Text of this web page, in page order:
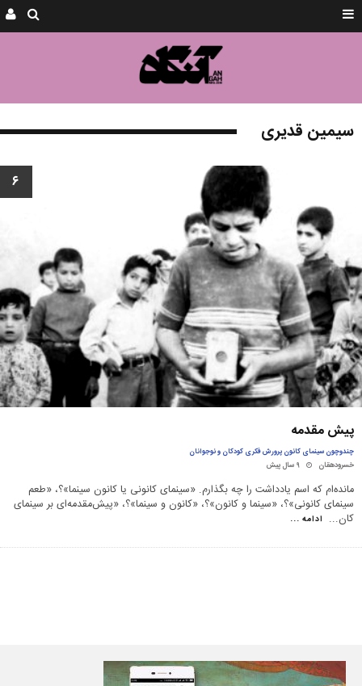
سیمین قدیری
۶
پیش مقدمه
چندوچون سینمای کانون پرورش فکری کودکان و نوجوانان
خسرودهقان
۹ سال پیش
مانده‌ام که اسم یادداشت را چه بگذارم. «سینمای کانونی یا کانون سینما»؟، «طعم
سینمای کانونی»؟، «سینما و کانون»؟، «کانون و سینما»؟، «پیش‌مقدمه‌ای بر سینمای
کان... ادامه ...